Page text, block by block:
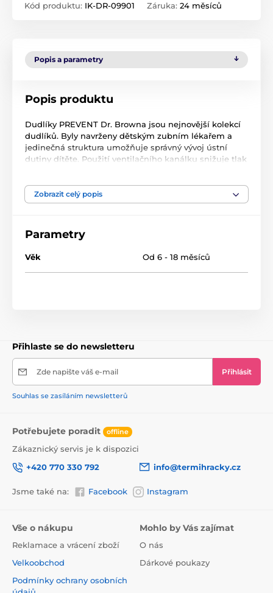
Kód produktu: IK-DR-09901 Záruka: 24 měsíců
Popis a parametry
Popis produktu
Dudlíky PREVENT Dr. Browna jsou nejnovější kolekcí
dudlíků. Byly navrženy dětským zubním lékařem a
jedinečná struktura umožňuje správný vývoj ústní
dutiny dítěte. Použití ventilačního kanálku snižuje tlak
Dudlíky Glow in the dark je kolekce pro rodiče, kteří
hledají vysokou kvalitu a pohodlí pro své dítě.
tváře dítěte.
Zobrazit celý popis
Parametry
Věk Od 6 - 18 měsíců
Přihlaste se do newsletteru
Zde napište váš e-mail Přihlásit
Souhlas se zasíláním newsletterů
Potřebujete poradit offline
Zákaznický servis je k dispozici
+420 770 330 792
info@termihracky.cz
Jsme také na: Facebook Instagram
Vše o nákupu
Reklamace a vrácení zboží
Velkoobchod
Podmínky ochrany osobních
Mohlo by Vás zajímat
O nás
Dárkové poukazy